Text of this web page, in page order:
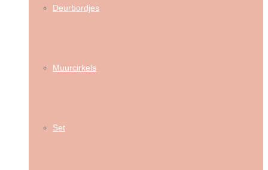
Deurbordjes
Muurcirkels
Set